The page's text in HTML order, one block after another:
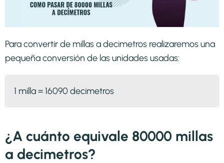
Para convertir de millas a decimetros realizaremos una
pequeña conversión de las unidades usadas:
1 milla = 16090 decimetros
¿A cuánto equivale 80000 millas
a decimetros?